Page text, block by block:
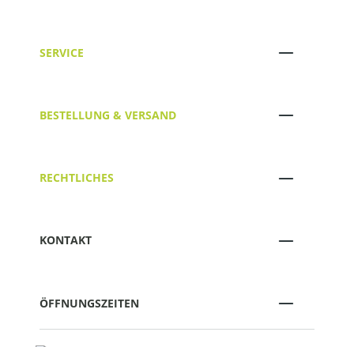
SERVICE
BESTELLUNG & VERSAND
RECHTLICHES
KONTAKT
ÖFFNUNGSZEITEN